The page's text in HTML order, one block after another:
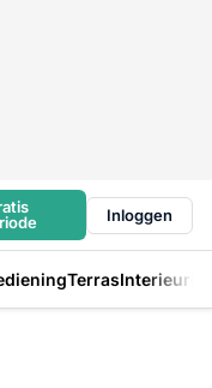
Inloggen
TerrasInterieur